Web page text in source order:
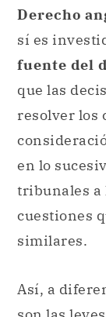
Derecho
sí es
fuente del
que las
resolver los
en lo
tribunales a
cuestiones
similares.
Así, a